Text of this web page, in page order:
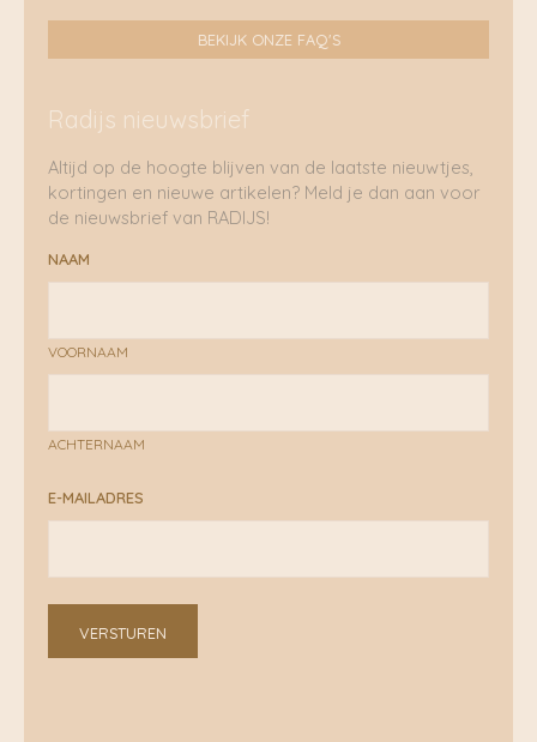
BEKIJK ONZE FAQ'S
Radijs nieuwsbrief
Altijd op de hoogte blijven van de laatste nieuwtjes,
kortingen en nieuwe artikelen? Meld je dan aan voor
de nieuwsbrief van RADIJS!
NAAM
VOORNAAM
ACHTERNAAM
E-MAILADRES
VERSTUREN